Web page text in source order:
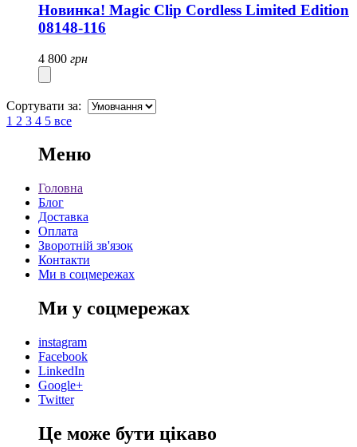
Новинка! Magic Clip Cordless Limited Edition
08148-116
4 800 грн
Сортувати за:
1 2 3 4 5 все
Меню
Головна
Блог
Доставка
Оплата
Зворотній зв'язок
Контакти
Ми в соцмережах
Ми у соцмережах
instagram
Facebook
LinkedIn
Google+
Twitter
Це може бути цікаво